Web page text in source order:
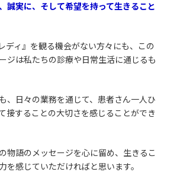
誠実に、そして希望を持って生きること
ディ』を観る機会がない方々にも、この
ジは私たちの診療や日常生活に通じるも
、日々の業務を通じて、患者さん一人ひ
接することの大切さを感じることができ
物語のメッセージを心に留め、生きるこ
を感じていただければと思います。